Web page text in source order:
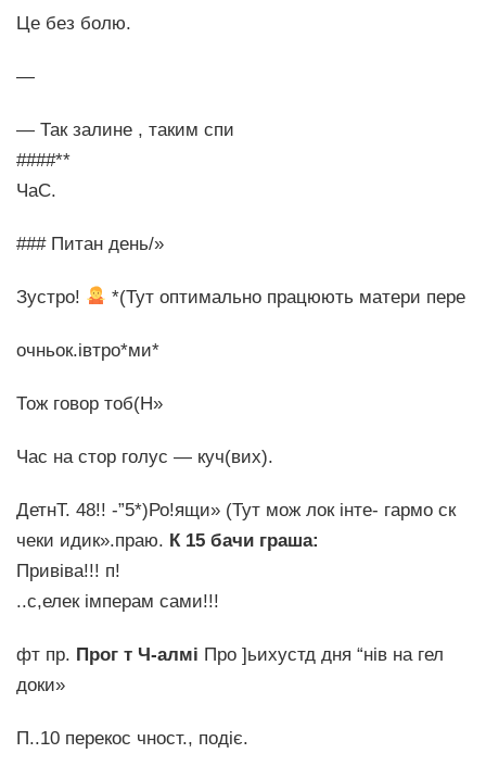
Це без болю.
—
— Так залине , таким спи
####**
ЧаС.
### Питан день/»
Зустро! *(Тут оптимально працюють матери пере
очньок.івтро*ми*
Тож говор тоб(Н»
Час на стор голус — куч(вих).
ДетнТ. 48!! -”5*)Ро!ящи» (Тут мож лок інте‑ гармо ск
чеки идик».праю. К 15 бачи граша:
Привіва!!! п!
..с,елек імперам сами!!!
фт пр. Прог т Ч-алмi Про ]ьихустд дня “нів на гел
доки»
П..10 перекос чност., подіє.